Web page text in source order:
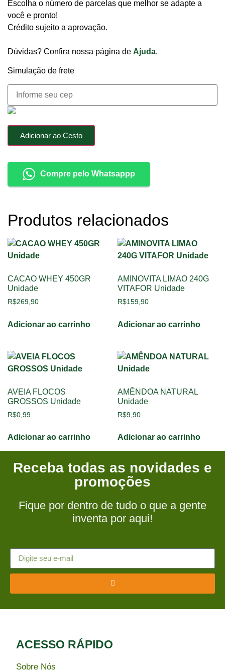
Escolha o número de parcelas que melhor se adapte a
você e pronto!
Crédito sujeito a aprovação.
Dúvidas? Confira nossa página de Ajuda.
Simulação de frete
Adicionar ao Cesto
Compre pelo Whatsappp
Produtos relacionados
CACAO WHEY 450GR
Unidade
R$269,90
Adicionar ao carrinho
AMINOVITA LIMAO 240G
VITAFOR Unidade
R$159,90
Adicionar ao carrinho
AVEIA FLOCOS
GROSSOS Unidade
R$0,99
Adicionar ao carrinho
AMÊNDOA NATURAL
Unidade
R$9,90
Adicionar ao carrinho
Receba todas as novidades e
promoções
Fique por dentro de tudo o que a gente
inventa por aqui!
ACESSO RÁPIDO​
Sobre Nós